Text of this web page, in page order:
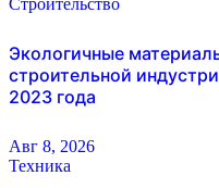
Экологичные
строительной
2023 года
Авг 8, 2026
Техника